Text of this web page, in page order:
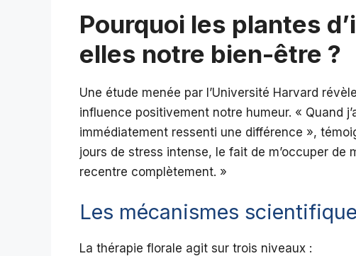
Pourquoi les plantes
elles notre bien-être ?
Une étude menée par l’Université Harvard
influence positivement notre humeur. « Quand
immédiatement ressenti une différence »,
jours de stress intense, le fait de m’occuper de
recentre complètement. »
Les mécanismes
La thérapie florale agit sur trois niveaux :